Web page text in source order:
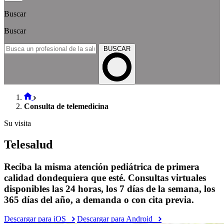
Buscar
Buscar
BUSCAR
Consulta de telemedicina
Su visita
Telesalud
Reciba la misma atención pediátrica de primera
calidad dondequiera que esté. Consultas virtuales
disponibles las 24 horas, los 7 días de la semana, los
365 días del año, a demanda o con cita previa.
Descargar para iOS Descargar para Android